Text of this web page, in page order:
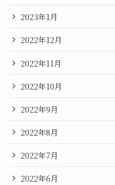
2023年1月
2022年12月
2022年11月
2022年10月
2022年9月
2022年8月
2022年7月
2022年6月